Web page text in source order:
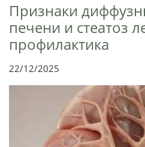
Признаки
печени и стеатоз
профилактика
22/12/2025